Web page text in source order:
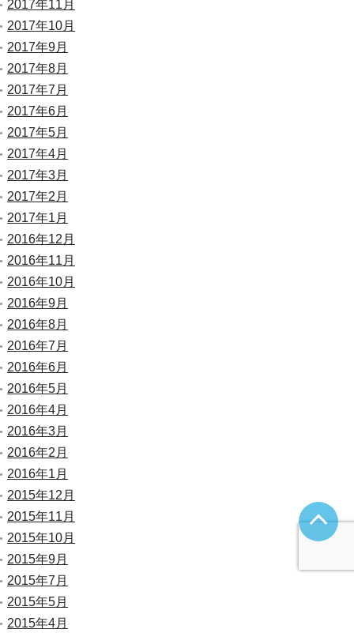
2017年11月
2017年10月
2017年9月
2017年8月
2017年7月
2017年6月
2017年5月
2017年4月
2017年3月
2017年2月
2017年1月
2016年12月
2016年11月
2016年10月
2016年9月
2016年8月
2016年7月
2016年6月
2016年5月
2016年4月
2016年3月
2016年2月
2016年1月
2015年12月
2015年11月
2015年10月
2015年9月
2015年7月
2015年5月
2015年4月